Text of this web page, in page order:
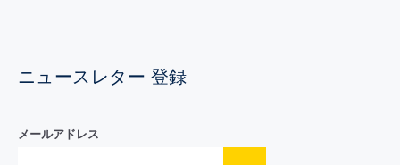
ニュースレター 登録
メールアドレス